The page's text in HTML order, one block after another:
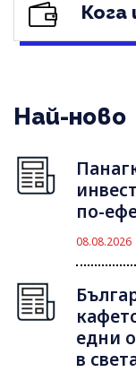
Най-ново
по-
08.08.2026
едни
в